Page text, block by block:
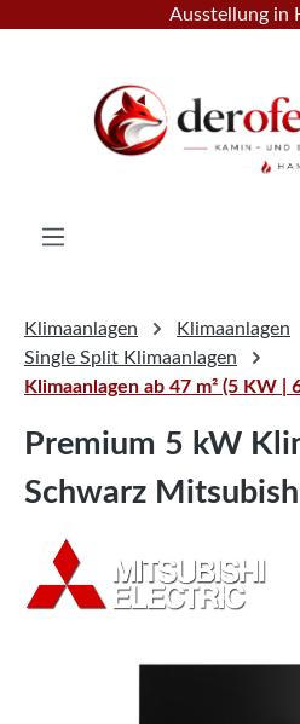
Zum Hauptinhalt springen
Ausstellung in
Klimaanlagen
Klimaanlagen
Single Split Klimaanlagen
Klimaanlagen ab 47 m² (5 KW |
Premium 5 kW
Schwarz